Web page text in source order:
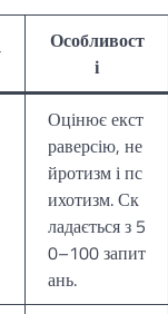
Особливост
і
Оцінює екст
раверсію, не
йротизм і пс
ихотизм. Ск
ладається з 5
0–100 запит
ань.